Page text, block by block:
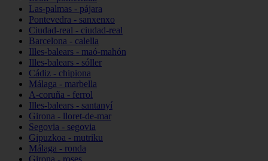
Las-palmas - pájara
Pontevedra - sanxenxo
Ciudad-real - ciudad-real
Barcelona - calella
Illes-balears - maó-mahón
Illes-balears - sóller
Cádiz - chipiona
Málaga - marbella
A-coruña - ferrol
Illes-balears - santanyí
Girona - lloret-de-mar
Segovia - segovia
Gipuzkoa - mutriku
Málaga - ronda
Girona - roses